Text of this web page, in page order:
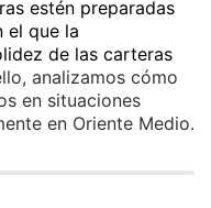
estén preparadas
el que la
de las carteras
analizamos cómo
en situaciones
en Oriente Medio.